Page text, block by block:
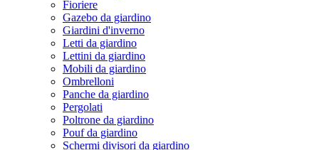
Fioriere
Gazebo da giardino
Giardini d'inverno
Letti da giardino
Lettini da giardino
Mobili da giardino
Ombrelloni
Panche da giardino
Pergolati
Poltrone da giardino
Pouf da giardino
Schermi divisori da giardino